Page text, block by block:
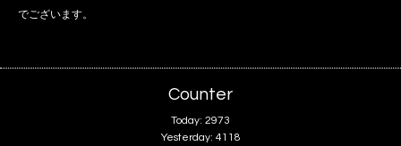
でございます。
Counter
Today: 2973
Yesterday: 4118